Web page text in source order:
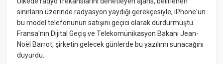
sınırların üzerinde radyasyon yaydığı gerekçesiyle, iPhone'un
bu model telefonunun satışını geçici olarak durdurmuştu.
Fransa'nın Dijital Geçiş ve Telekomünikasyon Bakanı Jean-
Noël Barrot, şirketin gelecek günlerde bu yazılımı sunacağını
duyurdu.